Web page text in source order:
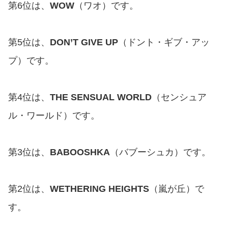
第6位は、 WOW （ワオ）です。
第5位は、 DON’T GIVE UP （ドント・ギブ・アッ
プ）です。
第4位は、 THE SENSUAL WORLD （センシュア
ル・ワールド）です。
第3位は、 BABOOSHKA （バブーシュカ）です。
第2位は、 WETHERING HEIGHTS （嵐が丘）で
す。